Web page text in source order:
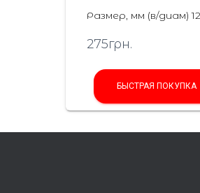
Размер, мм (в/диам)
275грн.
БЫСТРАЯ ПОКУПКА